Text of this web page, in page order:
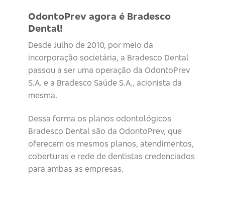
OdontoPrev agora é Bradesco
Dental!
Desde Julho de 2010, por meio da
incorporação societária, a Bradesco Dental
passou a ser uma operação da OdontoPrev
S.A. e a Bradesco Saúde S.A., acionista da
mesma.
Dessa forma os planos odontológicos
Bradesco Dental são da OdontoPrev, que
oferecem os mesmos planos, atendimentos,
coberturas e rede de dentistas credenciados
para ambas as empresas.